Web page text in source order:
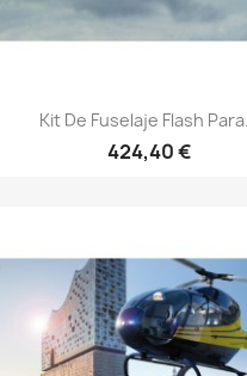
Vista rápida
Kit De Fuselaje Flash
424,40 €